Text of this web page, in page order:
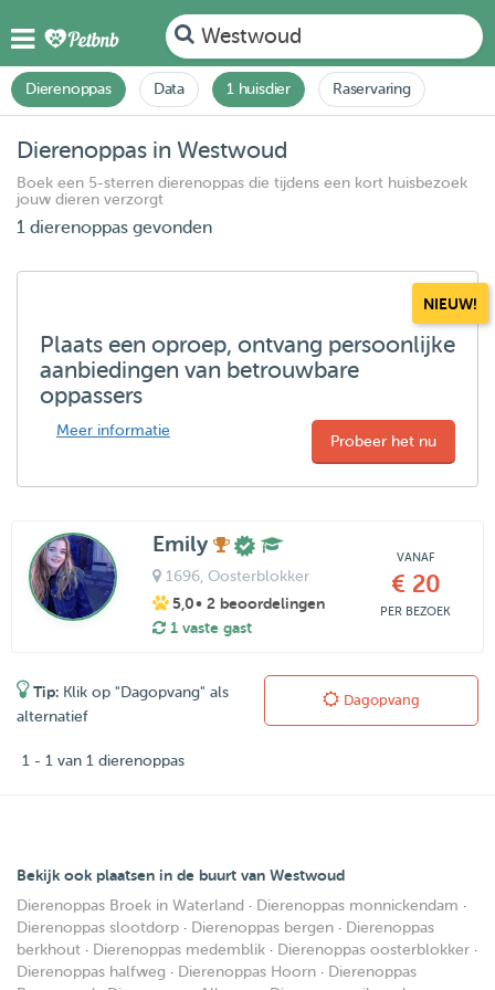
Westwoud
Dierenoppas Data 1 huisdier Raservaring
Dierenoppas in Westwoud
Boek een 5-sterren dierenoppas die tijdens een kort huisbezoek
jouw dieren verzorgt
1 dierenoppas gevonden
NIEUW!
Plaats een oproep, ontvang persoonlijke
aanbiedingen van betrouwbare
oppassers
Meer informatie
Probeer het nu
Emily
1696, Oosterblokker
5,0• 2 beoordelingen
1 vaste gast
VANAF
€ 20
PER BEZOEK
Tip: Klik op "Dagopvang" als
alternatief
Dagopvang
1 - 1 van 1 dierenoppas
Bekijk ook plaatsen in de buurt van Westwoud
Dierenoppas Broek in Waterland · Dierenoppas monnickendam ·
Dierenoppas slootdorp · Dierenoppas bergen · Dierenoppas
berkhout · Dierenoppas medemblik · Dierenoppas oosterblokker ·
Dierenoppas halfweg · Dierenoppas Hoorn · Dierenoppas